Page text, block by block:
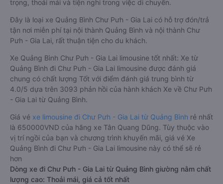
trọng, thoải mái và tiện nghi trong việc di chuyển.
Đây là loại xe Quảng Bình Chư Pưh - Gia Lai có hỗ trợ đón/trả
tận nơi miễn phí tại nội thành Quảng Bình và nội thành Chư
Pưh - Gia Lai, rất thuận tiện cho du khách.
Xe Quảng Bình Chư Pưh - Gia Lai limousine tốt nhất: Xe từ
Quảng Bình đi Chư Pưh - Gia Lai limousine được đánh giá
chung có chất lượng Tốt với điểm đánh giá trung bình từ
4.0/5 dựa trên 3093 phản hồi của hành khách Xe về Chư Pưh
- Gia Lai từ Quảng Bình.
Giá vé xe limousine đi Chư Pưh - Gia Lai từ Quảng Bình rẻ nhất
là 650000VND của hãng xe Tân Quang Dũng. Tùy thuộc vào
vị trí ngồi của bạn và chương trình khuyến mãi, giá vé Xe
Quảng Bình đi Chư Pưh - Gia Lai limousine này có thể sẽ rẻ
hơn
Dòng xe đi Chư Pưh - Gia Lai từ Quảng Bình giường nằm chất
lượng cao: Thoải mái, giá cả tốt nhất